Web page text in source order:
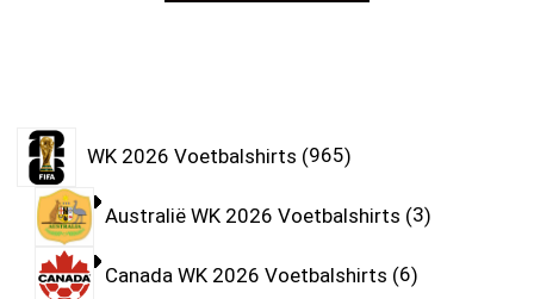
WK 2026 Voetbalshirts 965
Australië WK 2026 Voetbalshirts 3
Canada WK 2026 Voetbalshirts 6